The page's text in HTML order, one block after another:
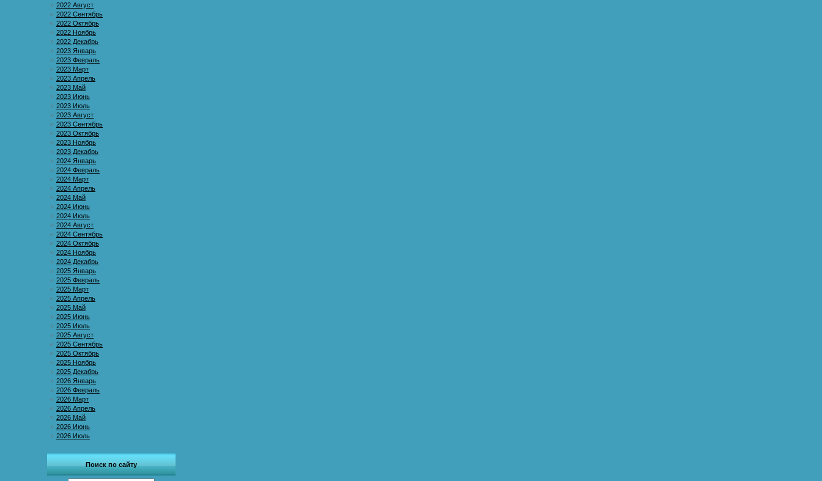
2022 Август
2022 Сентябрь
2022 Октябрь
2022 Ноябрь
2022 Декабрь
2023 Январь
2023 Февраль
2023 Март
2023 Апрель
2023 Май
2023 Июнь
2023 Июль
2023 Август
2023 Сентябрь
2023 Октябрь
2023 Ноябрь
2023 Декабрь
2024 Январь
2024 Февраль
2024 Март
2024 Апрель
2024 Май
2024 Июнь
2024 Июль
2024 Август
2024 Сентябрь
2024 Октябрь
2024 Ноябрь
2024 Декабрь
2025 Январь
2025 Февраль
2025 Март
2025 Апрель
2025 Май
2025 Июнь
2025 Июль
2025 Август
2025 Сентябрь
2025 Октябрь
2025 Ноябрь
2025 Декабрь
2026 Январь
2026 Февраль
2026 Март
2026 Апрель
2026 Май
2026 Июнь
2026 Июль
Поиск по сайту